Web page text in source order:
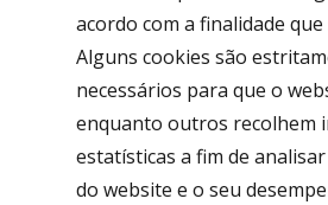
acordo com a finalidade que
Alguns cookies são
necessários para que o
enquanto outros recolhem
estatísticas a fim de
do website e o seu